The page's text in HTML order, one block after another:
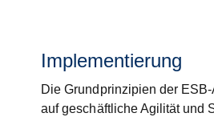
Implementierung
Die Grundprinzipien der
auf geschäftliche Agilität und